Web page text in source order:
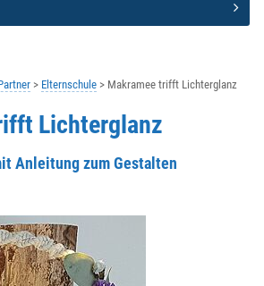
Elternschule Makramee trifft Lichterglanz
Lichterglanz
Anleitung zum Gestalten